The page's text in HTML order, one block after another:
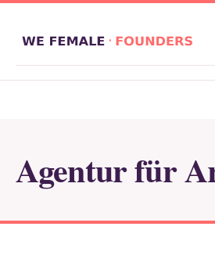
Agentur für